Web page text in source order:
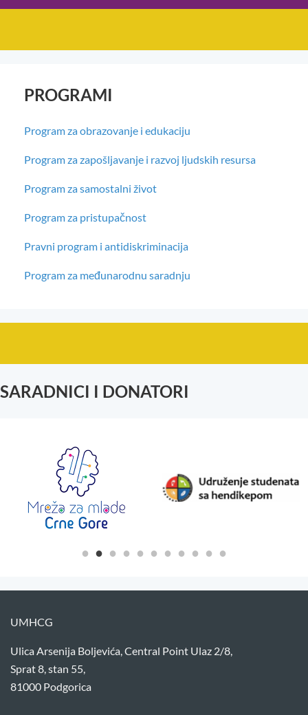
PROGRAMI
Program za obrazovanje i edukaciju
Program za zapošljavanje i razvoj ljudskih resursa
Program za samostalni život
Program za pristupačnost
Pravni program i antidiskriminacija
Program za međunarodnu saradnju
SARADNICI I DONATORI
UMHCG
Ulica Arsenija Boljevića, Central Point Ulaz 2/8,
Sprat 8, stan 55,
81000 Podgorica